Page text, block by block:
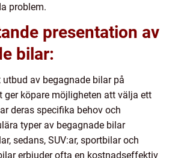
problem.
presentation av
bilar:
av begagnade bilar på
ger köpare möjligheten att välja ett
deras specifika behov och
typer av begagnade bilar
sedans, SUV:ar, sportbilar och
erbjuder ofta en kostnadseffektiv